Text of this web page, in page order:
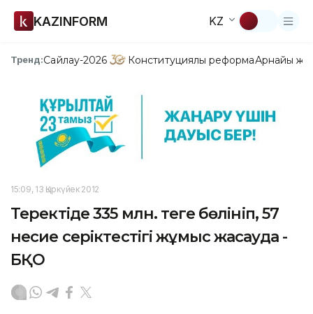
KAZINFORM KZ
Тренд:Сайлау-2026 Конституциялық реформаАрнайы
15:09, 13 Қыркүйек 2012
Теректіде 335 млн. теңге бөлініп, 57
несие серіктестігі жұмыс жасауда -
БҚО